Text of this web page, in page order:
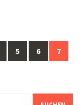
5 6 7